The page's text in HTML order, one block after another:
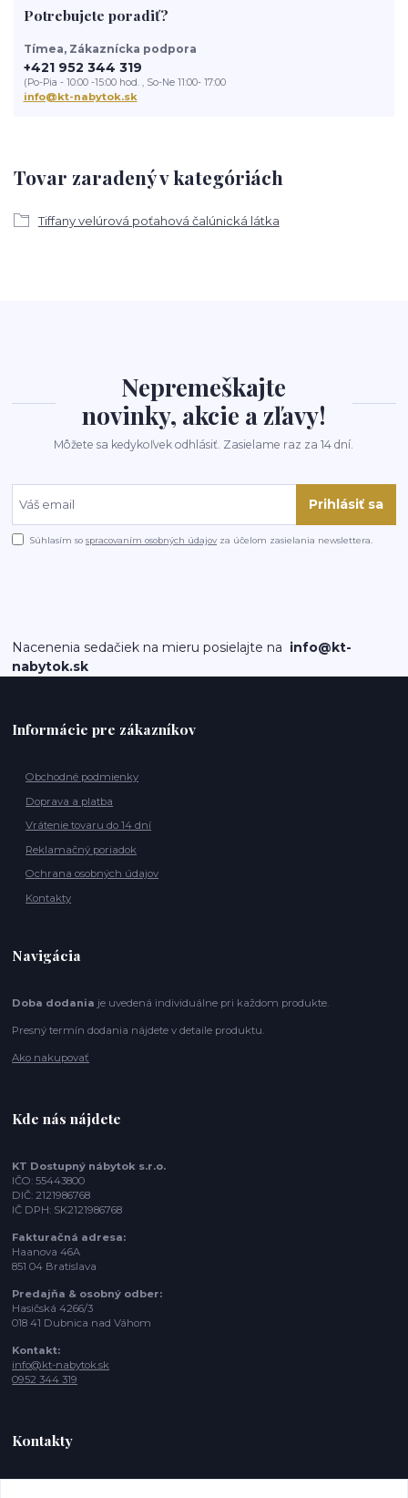
Tovar zaradený v kategóriách
Tiffany velúrová poťahová čalúnická látka
Potrebujete poradiť?
Tímea, Zákaznícka podpora
+421 952 344 319
(Po-Pia - 10:00 -15:00 hod. , So-Ne 11:00- 17:00
info@kt-nabytok.sk
Nepremeškajte
novinky, akcie a zľavy!
Môžete sa kedykoľvek odhlásiť. Zasielame raz za 14 dní.
Prihlásiť sa
Súhlasím sospracovaním osobných údajov za účelom zasielania newslettera.
Nacenenia sedačiek na mieru posielajte na info@kt-
nabytok.sk
Informácie pre zákazníkov
Obchodné podmienky
Doprava a platba
Vrátenie tovaru do 14 dní
Reklamačný poriadok
Ochrana osobných údajov
Kontakty
Navigácia
Doba dodania je uvedená individuálne pri každom produkte.
Presný termín dodania nájdete v detaile produktu.
Ako nakupovať
Kde nás nájdete
KT Dostupný nábytok s.r.o.
IČO: 55443800
DIČ: 2121986768
IČ DPH: SK2121986768
Fakturačná adresa:
Haanova 46A
851 04 Bratislava
Predajňa & osobný odber:
Hasičská 4266/3
018 41 Dubnica nad Váhom
Kontakt:
info@kt-nabytok.sk
0952 344 319
Kontakty